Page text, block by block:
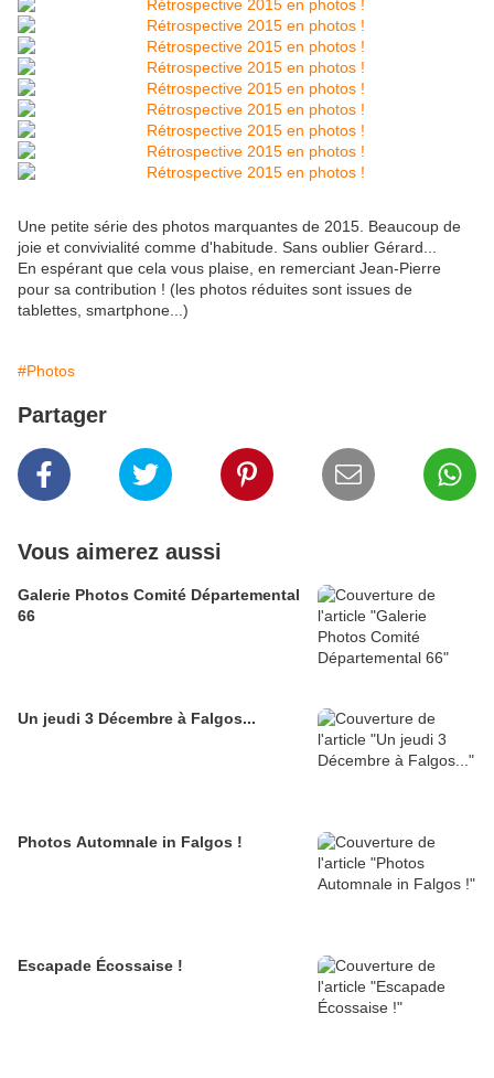
Une petite série des photos marquantes de 2015. Beaucoup de
joie et convivialité comme d'habitude. Sans oublier Gérard...
En espérant que cela vous plaise, en remerciant Jean-Pierre
pour sa contribution ! (les photos réduites sont issues de
tablettes, smartphone...)
#Photos
Partager
Vous aimerez aussi
Galerie Photos Comité Départemental
66
Un jeudi 3 Décembre à Falgos...
Photos Automnale in Falgos !
Escapade Écossaise !